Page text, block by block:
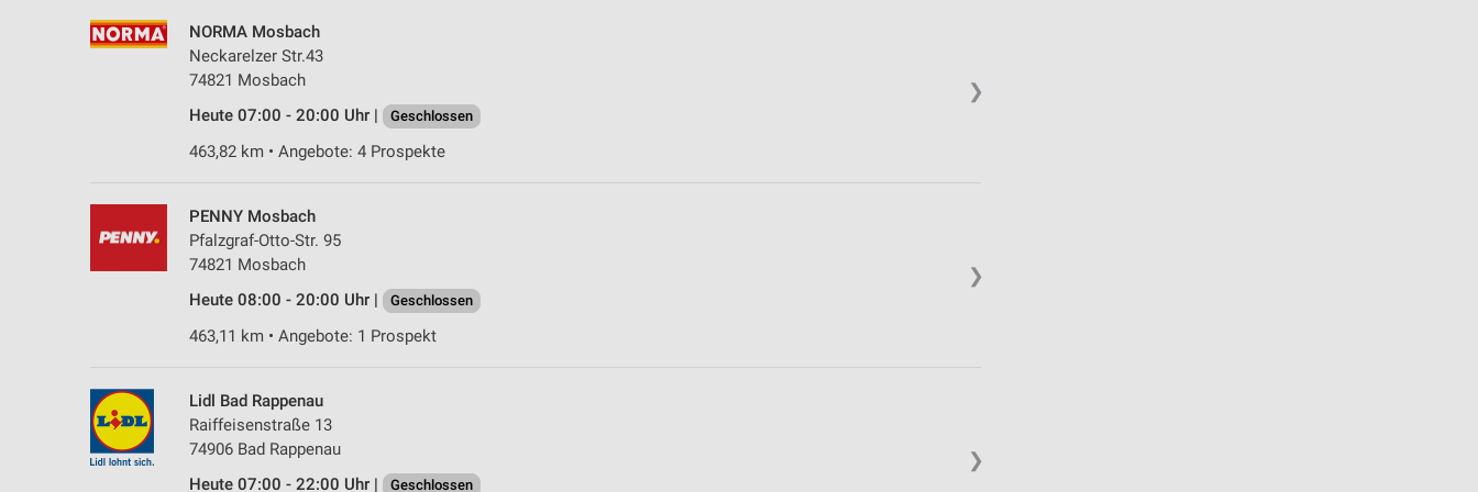
❯
NORMA Mosbach
Neckarelzer Str.43
74821 Mosbach
Heute 07:00 - 20:00 Uhr |
Geschlossen
463,82 km • Angebote: 4 Prospekte
❯
PENNY Mosbach
Pfalzgraf-Otto-Str. 95
74821 Mosbach
Heute 08:00 - 20:00 Uhr |
Geschlossen
463,11 km • Angebote: 1 Prospekt
❯
Lidl Bad Rappenau
Raiffeisenstraße 13
74906 Bad Rappenau
Heute 07:00 - 22:00 Uhr |
Geschlossen